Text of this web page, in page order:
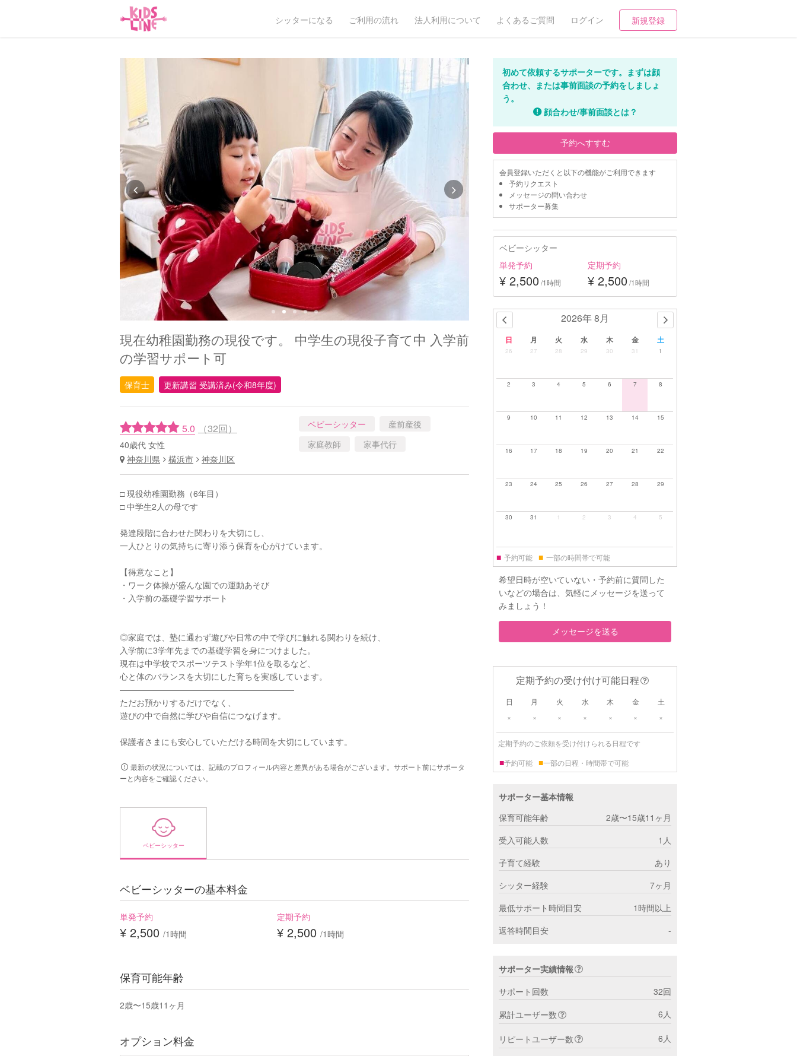
シッターになる ご利用の流れ 法人利用について よくあるご質問 ログイン 新規登録
現在幼稚園勤務の現役です。 中学生の現役子育て中 入学前
の学習サポート可
保育士 更新講習 受講済み(令和8年度)
5.0 （32回）
40歳代 女性
神奈川県
横浜市 神奈川区
ベビーシッター
産前産後
家庭教師
家事代行
□ 現役幼稚園勤務（6年目）
□ 中学生2人の母です
発達段階に合わせた関わりを大切にし、
一人ひとりの気持ちに寄り添う保育を心がけています。
【得意なこと】
・ワーク体操が盛んな園での運動あそび
・入学前の基礎学習サポート
◎家庭では、塾に通わず遊びや日常の中で学びに触れる関わりを続け、
入学前に3学年先までの基礎学習を身につけました。
現在は中学校でスポーツテスト学年1位を取るなど、
心と体のバランスを大切にした育ちを実感しています。
—————————————————————
ただお預かりするだけでなく、
遊びの中で自然に学びや自信につなげます。
保護者さまにも安心していただける時間を大切にしています。
最新の状況については、記載のプロフィール内容と差異がある場合がございます。サポート前にサポータ
ーと内容をご確認ください。
ベビーシッター
ベビーシッターの基本料金
単発予約
¥ 2,500 /1時間
定期予約
¥ 2,500 /1時間
保育可能年齢
2歳〜15歳11ヶ月
オプション料金
初めて依頼するサポーターです。まずは顔
合わせ、または事前面談の予約をしましょ
う。
顔合わせ/事前面談とは？
予約へすすむ
会員登録いただくと以下の機能がご利用できます
予約リクエスト
メッセージの問い合わせ
サポーター募集
ベビーシッター
単発予約
¥ 2,500 /1時間
定期予約
¥ 2,500 /1時間
2026年 8月
日 月 火 水 木 金 土
26 27 28 29 30 31 1
2 3 4 5 6 7 8
9 10 11 12 13 14 15
16 17 18 19 20 21 22
23 24 25 26 27 28 29
30 31 1 2 3 4 5
■ 予約可能 ■ 一部の時間帯で可能
希望日時が空いていない・予約前に質問した
いなどの場合は、気軽にメッセージを送って
みましょう！
メッセージを送る
定期予約の受け付け可能日程
日
×
月
×
火
×
水
×
木
×
金
×
土
×
定期予約のご依頼を受け付けられる日程です
■予約可能 ■一部の日程・時間帯で可能
サポーター基本情報
保育可能年齢
2歳〜15歳11ヶ月
受入可能人数
1人
子育て経験
あり
シッター経験
7ヶ月
最低サポート時間目安
1時間以上
返答時間目安
-
サポーター実績情報
サポート回数
32回
累計ユーザー数
6人
リピートユーザー数 6人